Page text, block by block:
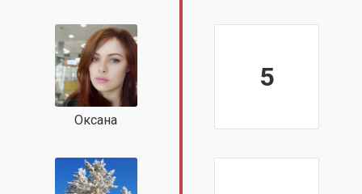
Оксана
5